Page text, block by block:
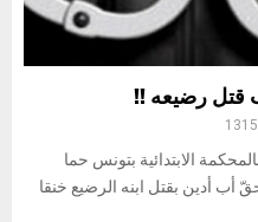
1315
الابتدائية بتونس حما
أدين بقتل ابنه الرضيع خنقا